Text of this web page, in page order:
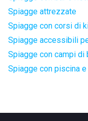
Spiagge attrezzate
Spiagge con corsi di
Spiagge accessibili
Spiagge con campi
Spiagge con piscina